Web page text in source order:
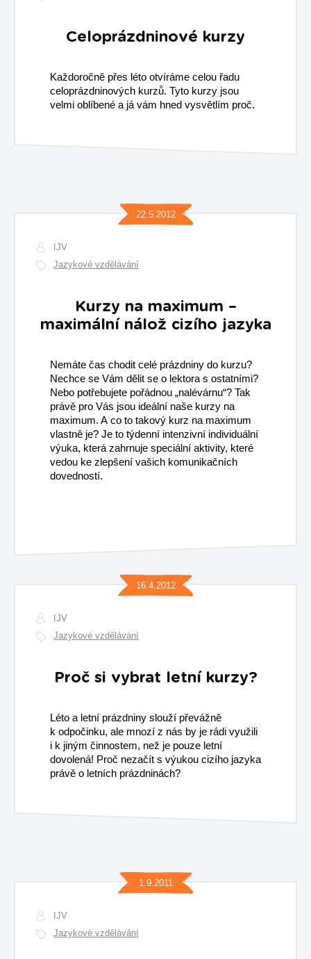
Celoprázdninové kurzy
Každoročně přes léto otvíráme celou řadu
celoprázdninových kurzů. Tyto kurzy jsou
velmi oblíbené a já vám hned vysvětlím proč.
22.5.2012
IJV
Jazykové vzdělávání
Kurzy na maximum –
maximální nálož cizího jazyka
Nemáte čas chodit celé prázdniny do kurzu?
Nechce se Vám dělit se o lektora s ostatními?
Nebo potřebujete pořádnou „nalévárnu“? Tak
právě pro Vás jsou ideální naše kurzy na
maximum. A co to takový kurz na maximum
vlastně je? Je to týdenní intenzivní individuální
výuka, která zahrnuje speciální aktivity, které
vedou ke zlepšení vašich komunikačních
dovedností.
16.4.2012
IJV
Jazykové vzdělávání
Proč si vybrat letní kurzy?
Léto a letní prázdniny slouží převážně
k odpočinku, ale mnozí z nás by je rádi využili
i k jiným činnostem, než je pouze letní
dovolená! Proč nezačít s výukou cizího jazyka
právě o letních prázdninách?
1.9.2011
IJV
Jazykové vzdělávání